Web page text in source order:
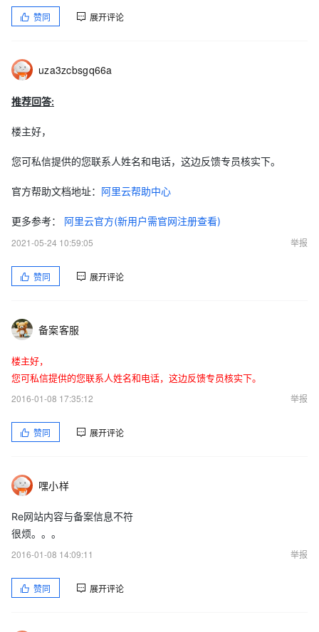
赞同 展开评论
uza3zcbsgq66a
推荐回答:
楼主好，
您可私信提供的您联系人姓名和电话，这边反馈专员核实下。
官方帮助文档地址： 阿里云帮助中心
更多参考： 阿里云官方(新用户需官网注册查看)
2021-05-24 10:59:05
举报
赞同 展开评论
备案客服
楼主好，
您可私信提供的您联系人姓名和电话，这边反馈专员核实下。
2016-01-08 17:35:12 举报
赞同 展开评论
嘿小样
Re网站内容与备案信息不符
很烦。。。
2016-01-08 14:09:11
举报
赞同 展开评论